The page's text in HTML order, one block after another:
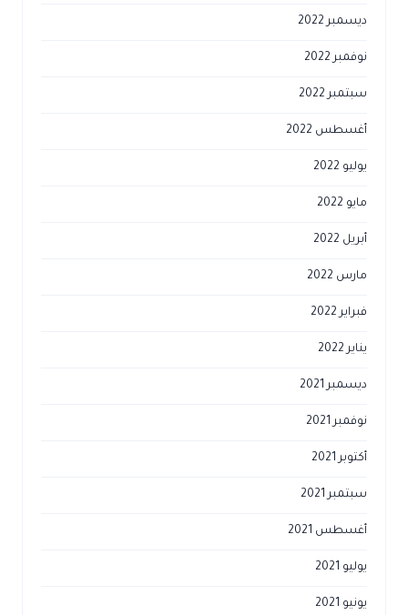
ديسمبر 2022
نوفمبر 2022
سبتمبر 2022
أغسطس 2022
يوليو 2022
مايو 2022
أبريل 2022
مارس 2022
فبراير 2022
يناير 2022
ديسمبر 2021
نوفمبر 2021
أكتوبر 2021
سبتمبر 2021
أغسطس 2021
يوليو 2021
يونيو 2021